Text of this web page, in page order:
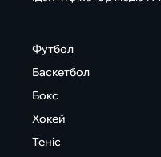
Футбол
Баскетбол
Бокс
Хокей
Теніс